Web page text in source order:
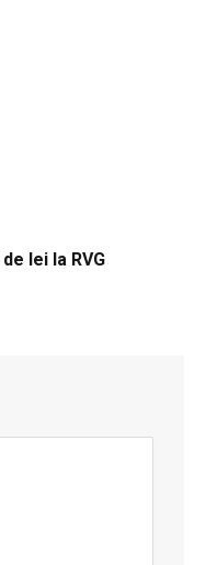
lei la RVG